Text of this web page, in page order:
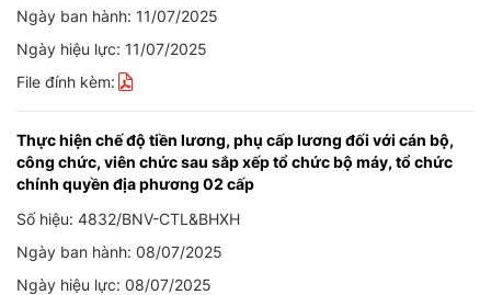
Ngày ban hành: 11/07/2025
Ngày hiệu lực: 11/07/2025
File đính kèm:
Thực hiện chế độ tiền lương, phụ cấp lương đối với cán bộ,
công chức, viên chức sau sắp xếp tổ chức bộ máy, tổ chức
chính quyền địa phương 02 cấp
Số hiệu: 4832/BNV-CTL&BHXH
Ngày ban hành: 08/07/2025
Ngày hiệu lực: 08/07/2025